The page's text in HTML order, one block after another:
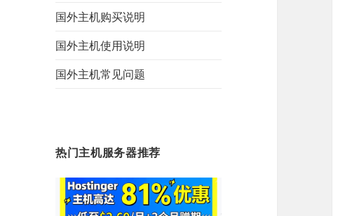
国外主机购买说明
国外主机使用说明
国外主机常见问题
热门主机服务器推荐